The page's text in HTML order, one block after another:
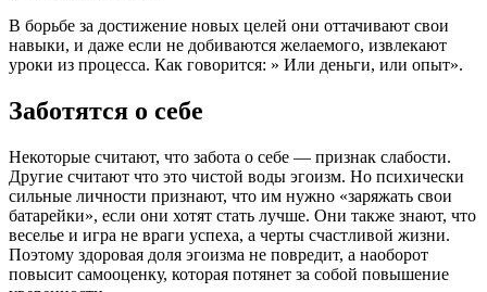
В борьбе за достижение новых целей они оттачивают свои
навыки, и даже если не добиваются желаемого, извлекают
уроки из процесса. Как говорится: » Или деньги, или опыт».
Заботятся о себе
Некоторые считают, что забота о себе — признак слабости.
Другие считают что это чистой воды эгоизм. Но психически
сильные личности признают, что им нужно «заряжать свои
батарейки», если они хотят стать лучше. Они также знают, что
веселье и игра не враги успеха, а черты счастливой жизни.
Поэтому здоровая доля эгоизма не повредит, а наоборот
повысит самооценку, которая потянет за собой повышение